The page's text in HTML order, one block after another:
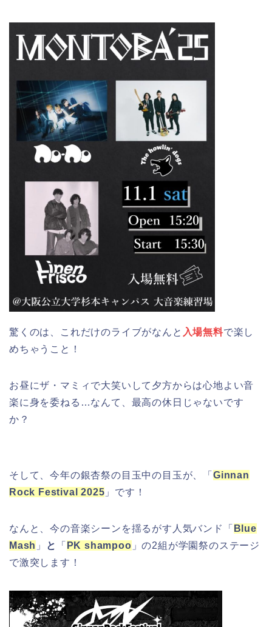
驚くのは、これだけのライブがなんと 入場無料で楽し
めちゃうこと！
お昼にザ・マミィで大笑いして夕方からは心地よい音
楽に身を委ねる…なんて、最高の休日じゃないです
か？
そして、今年の銀杏祭の目玉中の目玉が、「 Ginnan
Rock Festival 2025 」です！
なんと、今の音楽シーンを揺るがす人気バンド「 Blue
Mash 」 と 「 PK shampoo 」の2組が学園祭のステージ
で激突します！